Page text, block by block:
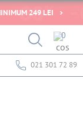
249 LEI
0
021 301 72 89